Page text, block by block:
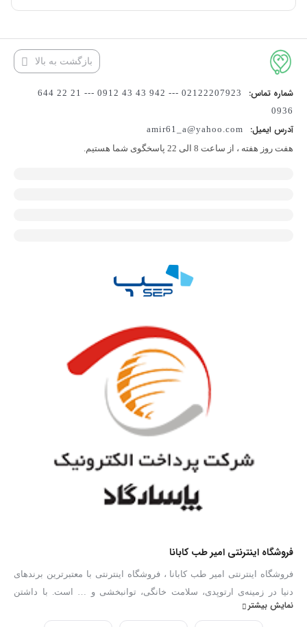
بازگشت به بالا
شماره تماس:
02122207923 --- 942 43 43 0912 --- 21 22 644
0936
آدرس ایمیل:
amir61_a@yahoo.com
هفت روز هفته ، از ساعت 8 الی 22 پاسخگوی شما هستیم.
فروشگاه اینترنتی امیر طب کابانا
فروشگاه اینترنتی امیر طب کابانا ، فروشگاه اینترنتی با معتبرترین برندهای
دنیا در زمینه‌ی ارتوپدی، سلامت خانگی، توانبخشی و … است. با داشتن
بهترین کارشناسان فروش در زمینه تجهیزات پزشکی توانایی ارائه هرگونه
نمایش بیشتر